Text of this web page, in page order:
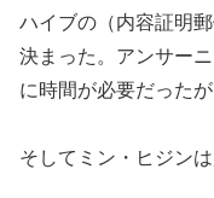
ハイブの（内容証明
決まった。アンサー
に時間が必要だった
そしてミン・ヒジン